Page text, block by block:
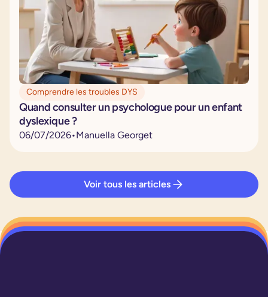
Comprendre les troubles DYS
Quand consulter un psychologue pour un enfant
dyslexique ?
06/07/2026•Manuella Georget
Voir tous les articles